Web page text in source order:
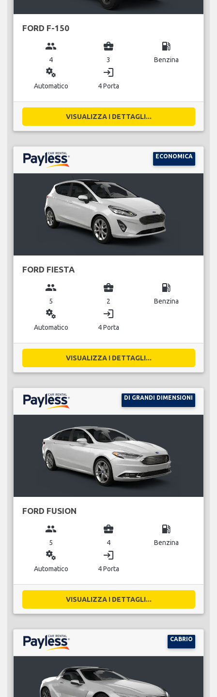
FORD F-150
group
4
business_center
3
local_gas_station
Benzina
miscellaneous_services
Automatico
login
4 Porta
VISUALIZZA I DETTAGLI...
ECONOMICA
FORD FIESTA
group
5
business_center
2
local_gas_station
Benzina
miscellaneous_services
Automatico
login
4 Porta
VISUALIZZA I DETTAGLI...
DI GRANDI DIMENSIONI
FORD FUSION
group
5
business_center
4
local_gas_station
Benzina
miscellaneous_services
Automatico
login
4 Porta
VISUALIZZA I DETTAGLI...
CABRIO